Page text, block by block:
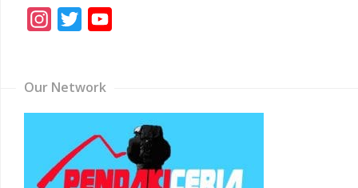
Instagram
Twitter
Our Network